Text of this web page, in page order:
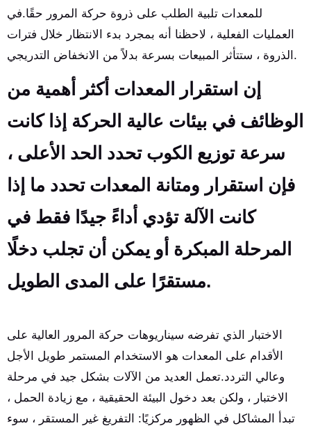
للمعدات تلبية الطلب على ذروة حركة المرور حقًا.في
العمليات الفعلية ، لاحظنا أنه بمجرد بدء الانتظار خلال فترات
الذروة ، ستتأثر المبيعات بسرعة بدلاً من الانخفاض التدريجي.
إن استقرار المعدات أكثر أهمية من
الوظائف في بيئات عالية الحركة إذا كانت
سرعة توزيع الكوب تحدد الحد الأعلى ،
فإن استقرار ومتانة المعدات تحدد ما إذا
كانت الآلة تؤدي أداءً جيدًا فقط في
المرحلة المبكرة أو يمكن أن تجلب دخلًا
مستقرًا على المدى الطويل.
الاختبار الذي تفرضه سيناريوهات حركة المرور العالية على
الأقدام على المعدات هو الاستخدام المستمر طويل الأجل
وعالي التردد.تعمل العديد من الآلات بشكل جيد في مرحلة
الاختبار ، ولكن بعد دخول البيئة الحقيقية ، مع زيادة الحمل ،
تبدأ المشاكل في الظهور مركزيًا: التفريغ غير المستقر ، سوء